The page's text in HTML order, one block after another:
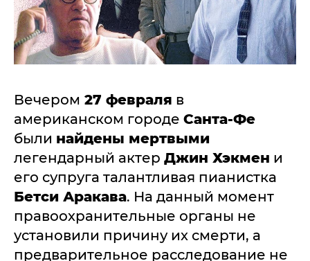
Вечером 27 февраля в
американском городе Санта-Фе
были найдены мертвыми
легендарный актер Джин Хэкмен и
его супруга талантливая пианистка
Бетси Аракава. На данный момент
правоохранительные органы не
установили причину их смерти, а
предварительное расследование не